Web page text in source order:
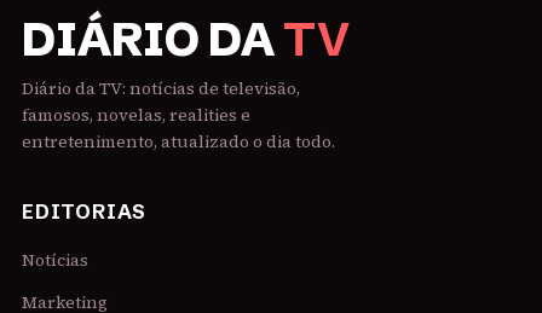
DIÁRIO DATV
Diário da TV: notícias de televisão,
famosos, novelas, realities e
entretenimento, atualizado o dia todo.
EDITORIAS
Notícias
Marketing